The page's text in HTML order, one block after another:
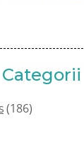
Categorii
(186)